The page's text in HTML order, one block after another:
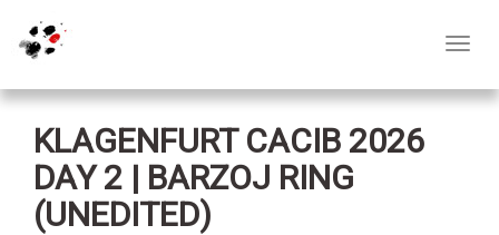
KLAGENFURT CACIB 2026
DAY 2 | BARZOJ RING
(UNEDITED)